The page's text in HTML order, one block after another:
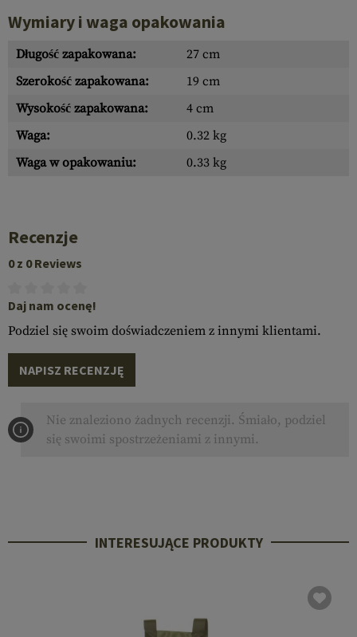
Wymiary i waga opakowania
Długość zapakowana:
27 cm
Szerokość zapakowana:
19 cm
Wysokość zapakowana:
4 cm
Waga:
0.32 kg
Waga w opakowaniu:
0.33 kg
Recenzje
0 z 0 Reviews
Daj nam ocenę!
Podziel się swoim doświadczeniem z innymi klientami.
NAPISZ RECENZJĘ
Nie znaleziono żadnych recenzji. Śmiało, podziel
się swoimi spostrzeżeniami z innymi.
INTERESUJĄCE PRODUKTY